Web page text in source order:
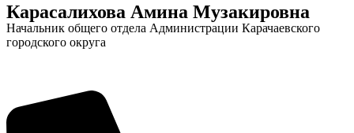
Карасалихова Амина Музакировна
Начальник общего отдела Администрации Карачаевского
городского округа